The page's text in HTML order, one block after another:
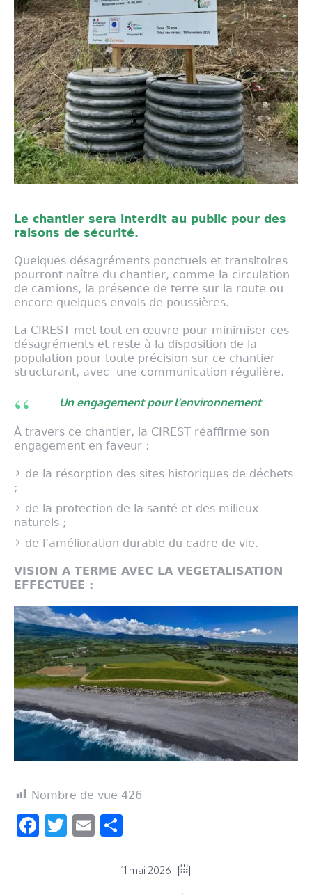
Le chantier sera interdit au public pour des
raisons de sécurité.
Quelques désagréments ponctuels et transitoires
pourront naître du chantier, comme la circulation
de camions, la présence de terre sur la route ou
encore quelques envols de poussières.
La CIREST met tout en œuvre pour minimiser ces
désagréments et reste à la disposition de la
population pour toute précision sur ce chantier
structurant, avec une communication régulière.
Un engagement pour l’environnement
À travers ce chantier, la CIREST réaffirme son
engagement en faveur :
de la résorption des sites historiques de déchets
;
de la protection de la santé et des milieux
naturels ;
de l’amélioration durable du cadre de vie.
VISION A TERME AVEC LA VEGETALISATION
EFFECTUEE :
Nombre de vue 426
Facebook
Twitter
Email
11 mai 2026